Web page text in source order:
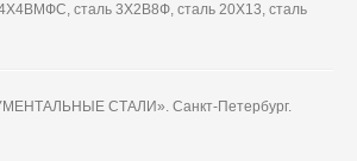
сталь 3Х2В8Ф, сталь 20Х13, сталь
СТАЛИ». Санкт-Петербург.